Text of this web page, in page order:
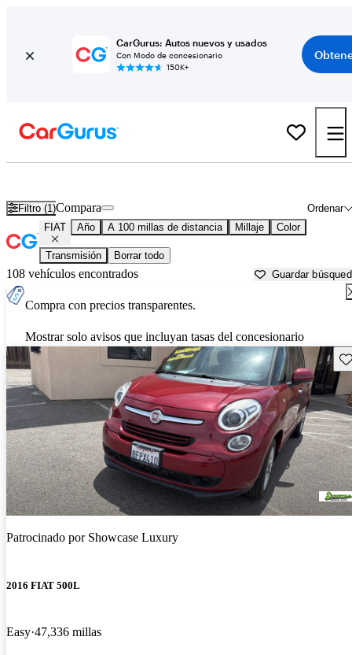
CarGurus: Autos nuevos y usados
Con Modo de concesionario
150K+
Filtro (1) Ordenar
Compara
FIAT Año A 100 millas de distancia Millaje Color
Transmisión Borrar todo
108 vehículos encontrados Guardar
Compra con precios transparentes.
Mostrar solo avisos que incluyan tasas del concesionario
Patrocinado por Showcase Luxury
2016 FIAT 500L
Easy 47,336 millas